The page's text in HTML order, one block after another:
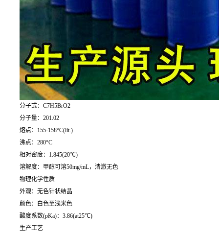
分子式：C7H5BrO2
分子量：201.02
熔点：155-158°C(lit.)
沸点：280°C
相对密度：1.845(20℃)
溶解度：甲醇可溶50mg/mL，清澈无色
物理化学性质
外观：无色针状结晶
颜色：白色至浅米色
酸度系数(pKa)：3.86(at25℃)
生产工艺